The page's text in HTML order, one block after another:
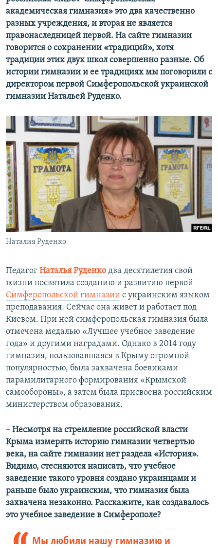
академическая гимназия» это два качественно
разных учреждения, и вторая не является
правонаследницей первой. На сайте гимназии
говорится о сохранении «традиций», хотя
традиции этих двух школ совершенно разные. Об
истории гимназии и ее традициях мы поговорили с
директором первой Симферопольской украинской
гимназии Натальей Руденко.
Наталия Руденко
Педагог Наталья Руденко два десятилетия свой
жизни посвятила созданию и развитию первой
Симферопольской гимназии с украинским языком
преподавания. Сейчас она живет и работает под
Киевом. При ней симферопольская гимназия была
отмечена медалью «Лучшее учебное заведение
года» и другими наградами. Однако в 2014 году
гимназия, пользовавшаяся в Крыму огромной
популярностью, была захвачена боевиками
парамилитарного формирования «Крымской
самообороны», а затем была присвоена российским
министерством образования.
– Несмотря на стремление российской власти
Крыма измерять историю гимназии четвертью
века, на сайте гимназии нет раздела «История».
Видимо, стесняются написать, что учебное
заведение такого уровня создано украинцами и
раньше было украинским, что гимназия была
захвачена незаконно. Расскажите, как создавалось
это учебное заведение в Симферополе?
Мы любили нашу гимназию и